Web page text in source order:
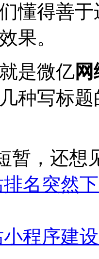
懂得善
果。
是微亿
种写标
暂，还想
排名突然
小程序建